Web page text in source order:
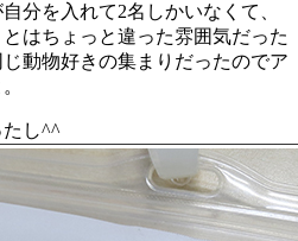
分を入れて2名しかいなくて、
はちょっと違った雰囲気だった
動物好きの集まりだったのでア
たし^^